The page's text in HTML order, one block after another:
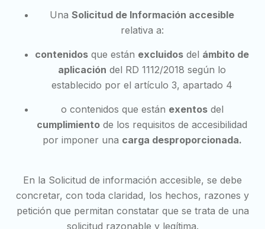
Una Solicitud de Información accesible
relativa a:
contenidos que están excluidos del ámbito de
aplicación del RD 1112/2018 según lo
establecido por el artículo 3, apartado 4
o contenidos que están exentosdel
cumplimiento de los requisitos de accesibilidad
por imponer una carga desproporcionada.
En la Solicitud de información accesible, se debe
concretar, con toda claridad, los hechos, razones y
petición que permitan constatar que se trata de una
solicitud razonable y legítima.